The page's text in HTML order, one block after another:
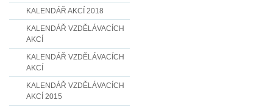
KALENDÁŘ AKCÍ 2018
KALENDÁŘ VZDĚLÁVACÍCH
AKCÍ
KALENDÁŘ VZDĚLÁVACÍCH
AKCÍ
KALENDÁŘ VZDĚLÁVACÍCH
AKCÍ 2015